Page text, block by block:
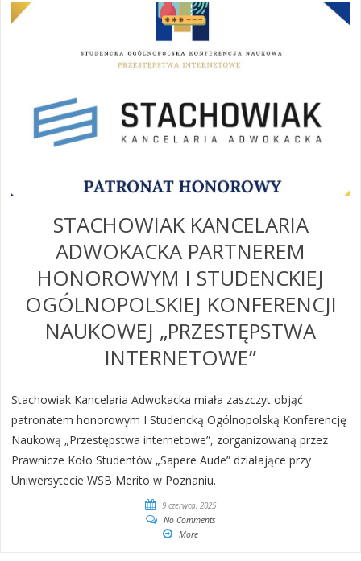
STACHOWIAK KANCELARIA
ADWOKACKA PARTNEREM
HONOROWYM I STUDENCKIEJ
OGÓLNOPOLSKIEJ KONFERENCJI
NAUKOWEJ „PRZESTĘPSTWA
INTERNETOWE”
Stachowiak Kancelaria Adwokacka miała zaszczyt objąć
patronatem honorowym I Studencką Ogólnopolską Konferencję
Naukową „Przestępstwa internetowe”, zorganizowaną przez
Prawnicze Koło Studentów „Sapere Aude” działające przy
Uniwersytecie WSB Merito w Poznaniu.
9 czerwca, 2025
No Comments
More